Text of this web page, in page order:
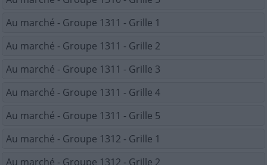
Au marché - Groupe 1311 - Grille 1
Au marché - Groupe 1311 - Grille 2
Au marché - Groupe 1311 - Grille 3
Au marché - Groupe 1311 - Grille 4
Au marché - Groupe 1311 - Grille 5
Au marché - Groupe 1312 - Grille 1
Au marché - Groupe 1312 - Grille 2